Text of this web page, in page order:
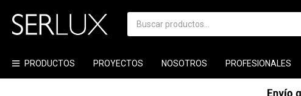
PRODUCTOS PROYECTOS NOSOTROS PROFESIONALES